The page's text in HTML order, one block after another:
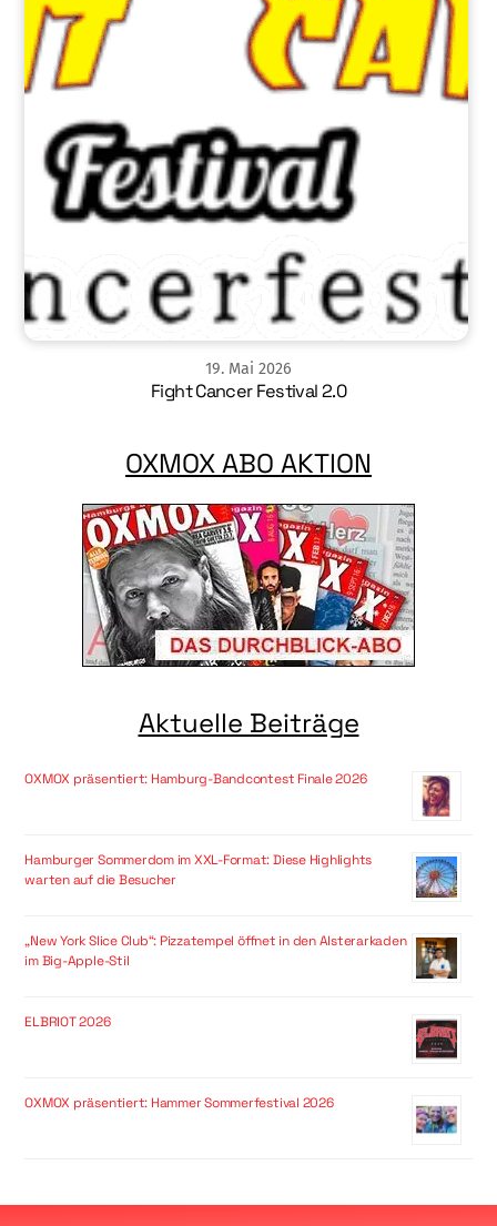
19. Mai 2026
Fight Cancer Festival 2.0
OXMOX ABO AKTION
Aktuelle Beiträge
OXMOX präsentiert: Hamburg-Bandcontest Finale 2026
Hamburger Sommerdom im XXL-Format: Diese Highlights
warten auf die Besucher
„New York Slice Club“: Pizzatempel öffnet in den Alsterarkaden
im Big-Apple-Stil
ELBRIOT 2026
OXMOX präsentiert: Hammer Sommerfestival 2026